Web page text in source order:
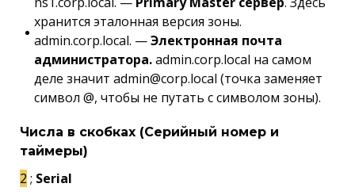
хранится эталонная версия зоны.
admin.corp.local. —Электронная почта
администратора.admin.corp.local на самом
деле значит admin@corp.local (точка заменяет
символ @, чтобы не путать с символом зоны).
Числа в скобках (Серийный номер и
таймеры)
2 ; Serial